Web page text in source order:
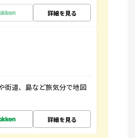
詳細を見る
街道、島など旅気分で地図
詳細を見る